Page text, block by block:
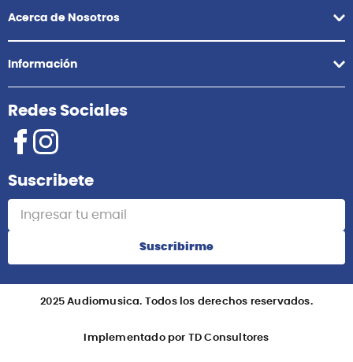
Acerca de Nosotros
Información
Redes Sociales
Suscribete
Suscribirme
2025 Audiomusica. Todos los derechos reservados.
Implementado por TD Consultores